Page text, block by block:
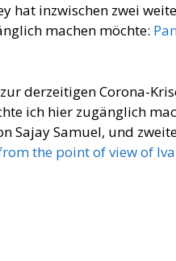
hat inzwischen zwei
machen möchte:
derzeitigen Corona-
ich hier zugänglich
Sajay Samuel, und
the point of view of